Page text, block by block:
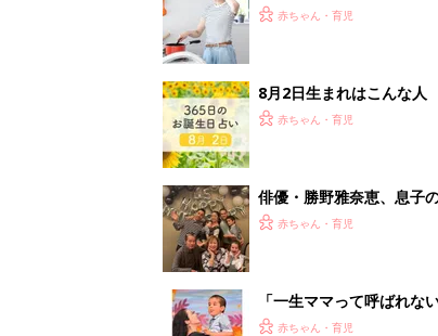
赤ちゃん・育児
8月2日生まれはこんな人
赤ちゃん・育児
俳優・勝野雅奈恵、息子
赤ちゃん・育児
「一生ママって呼ばれな
診断赤ちゃん・育児